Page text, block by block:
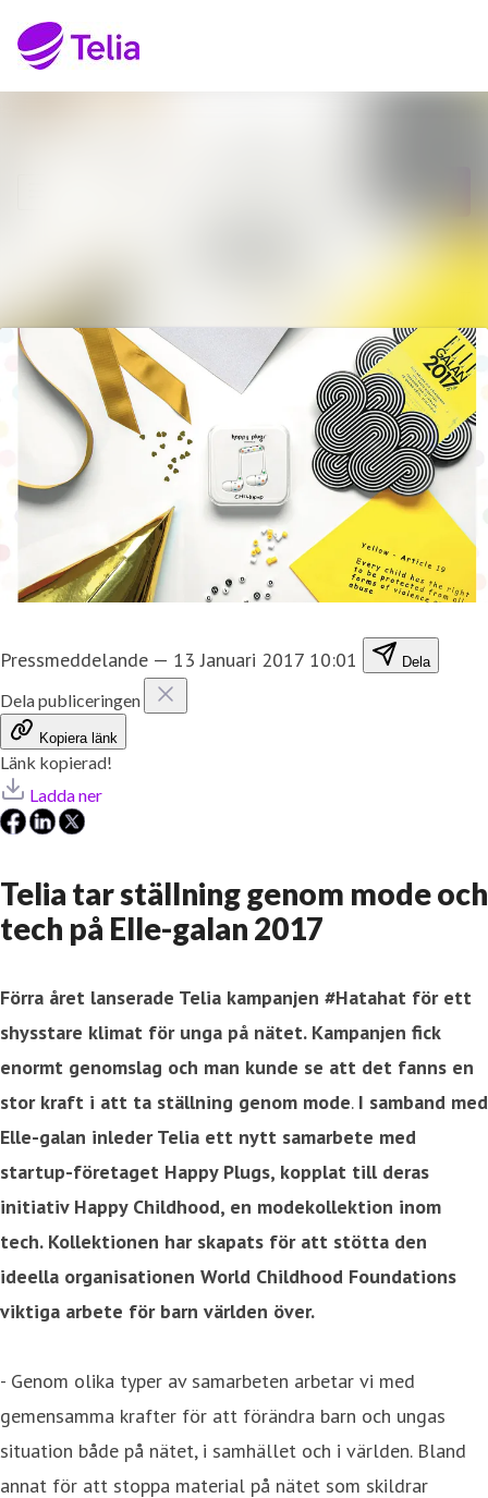
Pressmeddelande — 13 Januari 2017 10:01 Dela
Dela publiceringen
Kopiera länk
Länk kopierad!
Ladda ner
Telia tar ställning genom mode och
tech på Elle-galan 2017
Förra året lanserade Telia kampanjen #Hatahat för ett
shysstare klimat för unga på nätet. Kampanjen fick
enormt genomslag och man kunde se att det fanns en
stor kraft i att ta ställning genom mode. I samband med
Elle-galan inleder Telia ett nytt samarbete med
startup-företaget Happy Plugs, kopplat till deras
initiativ Happy Childhood, en modekollektion inom
tech. Kollektionen har skapats för att stötta den
ideella organisationen World Childhood Foundations
viktiga arbete för barn världen över.
- Genom olika typer av samarbeten arbetar vi med
gemensamma krafter för att förändra barn och ungas
situation både på nätet, i samhället och i världen. Bland
annat för att stoppa material på nätet som skildrar